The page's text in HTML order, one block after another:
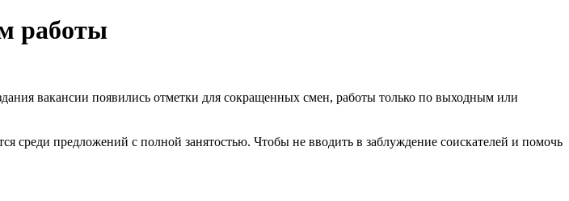
работы
вакансии появились отметки для сокращенных смен, работы только по выходным или
среди предложений с полной занятостью. Чтобы не вводить в заблуждение соискателей и помочь